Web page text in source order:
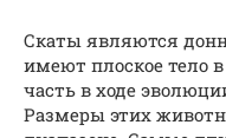
Скаты являются
имеют плоское тело
часть в ходе
Размеры этих